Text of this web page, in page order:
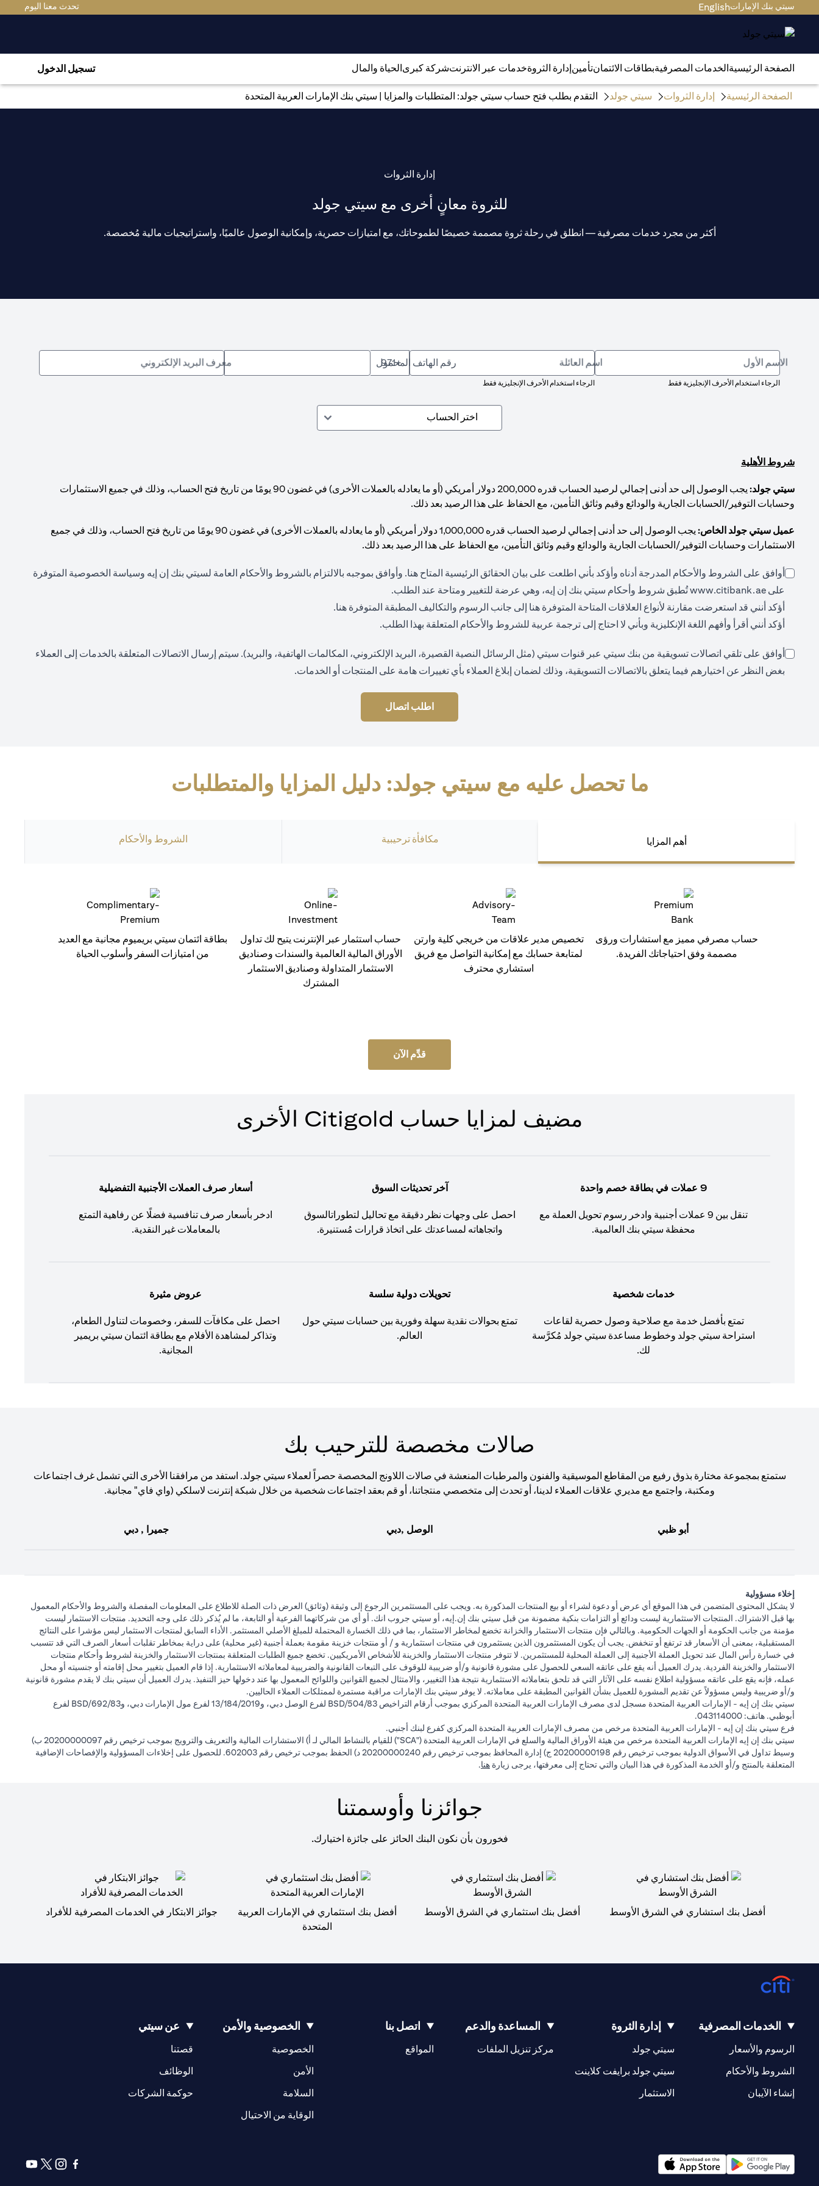
سيتي بنك الإماراتEnglish تحدث معنا اليوم
الصفحة الرئيسيةالخدمات المصرفيةبطاقات الائتمانتأمينإدارة الثروةخدمات عبر الانترنتشركة كبرىالحياة والمال تسجيل الدخول
الصفحة الرئيسية إدارة الثروات سيتي جولد التقدم بطلب فتح حساب سيتي جولد: المتطلبات والمزايا | سيتي بنك الإمارات العربية المتحدة
إدارة الثروات
للثروة معانٍ أخرى مع سيتي جولد
أكثر من مجرد خدمات مصرفية — انطلق في رحلة ثروة مصممة خصيصًا لطموحاتك، مع امتيازات حصرية، وإمكانية الوصول عالميًا، واستراتيجيات مالية مُخصصة.
الرجاء استخدام الأحرف الإنجليزية فقط
الاسم الأول
الرجاء استخدام الأحرف الإنجليزية فقط
اسم العائلة +971
رقم الهاتف المحمول معرف البريد الإلكتروني
شروط الأهلية
سيتي جولد:
يجب الوصول إلى حد أدنى إجمالي لرصيد الحساب قدره 200,000 دولار أمريكي (أو ما يعادله بالعملات الأخرى) في غضون 90 يومًا من تاريخ فتح الحساب، وذلك في جميع الاستثمارات
وحسابات التوفير/الحسابات الجارية والودائع وقيم وثائق التأمين، مع الحفاظ على هذا الرصيد بعد ذلك.
عميل سيتي جولد الخاص:
يجب الوصول إلى حد أدنى إجمالي لرصيد الحساب قدره 1,000,000 دولار أمريكي (أو ما يعادله بالعملات الأخرى) في غضون 90 يومًا من تاريخ فتح الحساب، وذلك في جميع
الاستثمارات وحسابات التوفير/الحسابات الجارية والودائع وقيم وثائق التأمين، مع الحفاظ على هذا الرصيد بعد ذلك.
أوافق على الشروط والأحكام المدرجة أدناه وأؤكد بأني اطلعت على بيان الحقائق الرئيسية المتاح هنا(opens in a new tab). وأوافق بموجبه بالالتزام بالشروط والأحكام العامة لسيتي بنك إن إيه وسياسة الخصوصية المتوفرة
على www.citibank.ae
(opens in a new tab)تُطبق شروط وأحكام سيتي بنك إن إيه، وهي عرضة للتغيير ومتاحة عند الطلب.
أؤكد أنني قد استعرضت مقارنة لأنواع العلاقات المتاحة المتوفرة هنا إلى جانب الرسوم والتكاليف المطبقة المتوفرة هنا(opens in a new tab).
أؤكد أنني أقرأ وأفهم اللغة الإنكليزية وبأني لا احتاج إلى ترجمة عربية للشروط والأحكام المتعلقة بهذا الطلب.
أوافق على تلقي اتصالات تسويقية من بنك سيتي عبر قنوات سيتي (مثل الرسائل النصية القصيرة، البريد الإلكتروني، المكالمات الهاتفية، والبريد). سيتم إرسال الاتصالات المتعلقة بالخدمات إلى العملاء
بغض النظر عن اختيارهم فيما يتعلق بالاتصالات التسويقية، وذلك لضمان إبلاغ العملاء بأي تغييرات هامة على المنتجات أو الخدمات.
اطلب اتصال
ما تحصل عليه مع سيتي جولد: دليل المزايا والمتطلبات
أهم المزايا مكافأة ترحيبية الشروط والأحكام
حساب مصرفي مميز مع استشارات ورؤى
مصممة وفق احتياجاتك الفريدة.
تخصيص مدير علاقات من خريجي كلية وارتن
لمتابعة حسابك مع إمكانية التواصل مع فريق
استشاري محترف
حساب استثمار عبر الإنترنت يتيح لك تداول
الأوراق المالية العالمية والسندات وصناديق
الاستثمار المتداولة وصناديق الاستثمار
المشترك
بطاقة ائتمان سيتي بريميوم مجانية مع العديد
من امتيازات السفر وأسلوب الحياة
قدِّم الآن
مضيف لمزايا حساب Citigold الأخرى
9 عملات في بطاقة خصم واحدة
تنقل بين 9 عملات أجنبية وادخر رسوم تحويل العملة مع
محفظة سيتي بنك العالمية.
آخر تحديثات السوق
احصل على وجهات نظر دقيقة مع تحاليل لتطوراتالسوق
واتجاهاته لمساعدتك على اتخاذ قرارات مُستنيرة.
أسعار صرف العملات الأجنبية التفضيلية
ادخر بأسعار صرف تنافسية فضلًا عن رفاهية التمتع
بالمعاملات غير النقدية.
خدمات شخصية
تمتع بأفضل خدمة مع صلاحية وصول حصرية لقاعات
استراحة سيتي جولد وخطوط مساعدة سيتي جولد مُكرَّسة
لك.
تحويلات دولية سلسة
تمتع بحوالات نقدية سهلة وفورية بين حسابات سيتي حول
العالم.
عروض مثيرة
احصل على مكافآت للسفر، وخصومات لتناول الطعام،
وتذاكر لمشاهدة الأفلام مع بطاقة ائتمان سيتي بريمير
المجانية.
صالات مخصصة للترحيب بك
ستمتع بمجموعة مختارة بذوق رفيع من المقاطع الموسيقية والفنون والمرطبات المنعشة في صالات اللاونج المخصصة حصراً لعملاء سيتي جولد. استفد من مرافقنا الأخرى التي تشمل غرف اجتماعات
ومكتبة، واجتمع مع مديري علاقات العملاء لدينا، أو تحدث إلى متخصصي منتجاتنا، أو قم بعقد اجتماعات شخصية من خلال شبكة إنترنت لاسلكي (واي فاي" مجانية.
أبو ظبي الوصل ,دبي جميرا , دبي
إخلاء مسؤولية
لا يشكل المحتوى المتضمن في هذا الموقع أي عرض أو دعوة لشراء أو بيع المنتجات المذكورة به. ويجب على المستثمرين الرجوع إلى وثيقة (وثائق) العرض ذات الصلة للاطلاع على المعلومات المفصلة والشروط والأحكام المعمول
بها قبل الاشتراك. المنتجات الاستثمارية ليست ودائع أو التزامات بنكية مضمونة من قبل سيتي بنك إن.إيه، أو سيتي جروب انك. أو أي من شركاتهما الفرعية أو التابعة، ما لم يُذكر ذلك على وجه التحديد. منتجات الاستثمار ليست
مؤمنة من جانب الحكومة أو الجهات الحكومية. وبالتالي فإن منتجات الاستثمار والخزانة تخضع لمخاطر الاستثمار، بما في ذلك الخسارة المحتملة للمبلغ الأصلي المستثمر. الأداء السابق لمنتجات الاستثمار ليس مؤشرا على النتائج
المستقبلية، بمعنى أن الأسعار قد ترتفع أو تنخفض. يجب أن يكون المستثمرون الذين يستثمرون في منتجات استثمارية و / أو منتجات خزينة مقومة بعملة أجنبية (غير محلية) على دراية بمخاطر تقلبات أسعار الصرف التي قد تتسبب
في خسارة رأس المال عند تحويل العملة الأجنبية إلى العملة المحلية للمستثمرين. لا تتوفر منتجات الاستثمار والخزينة للأشخاص الأمريكيين. تخضع جميع الطلبات المتعلقة بمنتجات الاستثمار والخزينة لشروط وأحكام منتجات
الاستثمار والخزينة الفردية. يدرك العميل أنه يقع على عاتقه السعي للحصول على مشورة قانونية و/أو ضريبية للوقوف على التبعات القانونية والضريبية لمعاملاته الاستثمارية. إذا قام العميل بتغيير محل إقامته أو جنسيته أو محل
عمله، فإنه يقع على عاتقه مسؤولية اطلاع نفسه على الآثار التي قد تلحق بتعاملاته الاستثمارية نتيجة هذا التغيير، والامتثال لجميع القوانين واللوائح المعمول بها عند دخولها حيز التنفيذ. يدرك العميل أن سيتي بنك لا يقدم مشورة قانونية
و/أو ضريبية وليس مسؤولاً عن تقديم المشورة للعميل بشأن القوانين المطبقة على معاملاته. لا يوفر سيتي بنك الإمارات مراقبة مستمرة لممتلكات العملاء الحاليين.
سيتي بنك إن إيه - الإمارات العربية المتحدة مسجل لدى مصرف الإمارات العربية المتحدة المركزي بموجب أرقام التراخيص BSD/504/83 لفرع الوصل دبي، و13/184/2019 لفرع مول الإمارات دبي، وBSD/692/83 لفرع
أبوظبي. هاتف: 043114000.
فرع سيتي بنك إن إيه - الإمارات العربية المتحدة مرخص من مصرف الإمارات العربية المتحدة المركزي كفرع لبنك أجنبي.
سيتي بنك إن إيه الإمارات العربية المتحدة مرخص من هيئة الأوراق المالية والسلع في الإمارات العربية المتحدة ("SCA") للقيام بالنشاط المالي لـ أ) الاستشارات المالية والتعريف والترويج بموجب ترخيص رقم 20200000097 ب)
وسيط تداول في الأسواق الدولية بموجب ترخيص رقم 20200000198 ج) إدارة المحافظ بموجب ترخيص رقم 20200000240 د) الحفظ بموجب ترخيص رقم 602003. للحصول على إخلاءات المسؤولية والإفصاحات الإضافية
المتعلقة بالمنتج و/أو الخدمة المذكورة في هذا البيان والتي تحتاج إلى معرفتها، يرجى زيارة هنا.
جوائزنا وأوسمتنا
فخورون بأن نكون البنك الحائز على جائزة اختيارك.
أفضل بنك استشاري في الشرق الأوسط أفضل بنك استثماري في الشرق الأوسط
أفضل بنك استثماري في الإمارات العربية
المتحدة
جوائز الابتكار في الخدمات المصرفية للأفراد
الخدمات المصرفية
الرسوم والأسعار
الشروط والأحكام
إنشاء الآيبان
إدارة الثروة
سيتي جولد
سيتي جولد برايفت كلاينت
الاستثمار
المساعدة والدعم
مركز تنزيل الملفات
اتصل بنا
المواقع
(opens in a new tab)
الخصوصية والأمن
الخصوصية
الأمن
السلامة
الوقاية من الاحتيال
عن سيتي
قصتنا
(opens in a new tab)
الوظائف
(opens in a new tab)
حوكمة الشركات
(opens in a new tab)